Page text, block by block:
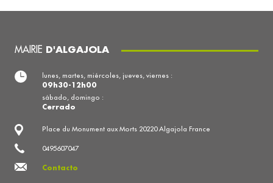
MAIRIE D'ALGAJOLA
Place du Monument aux Morts 20220 Algajola France
0495607047
Contacto
lunes, martes, miércoles, jueves, viernes :
09h30-12h00
sábado, domingo :
Cerrado